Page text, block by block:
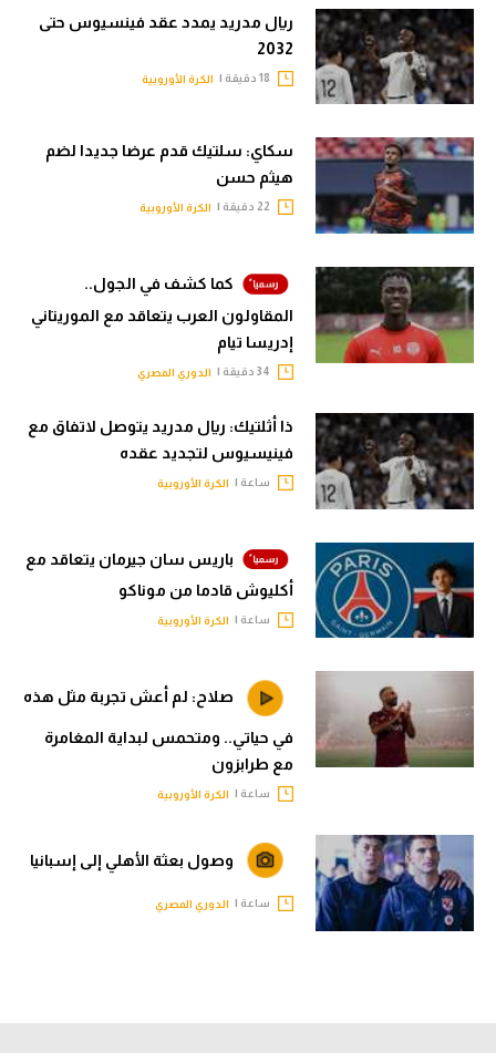
ريال مدريد يمدد عقد فينسيوس حتى
2032
الكرة الأوروبية
سكاي: سلتيك قدم عرضا جديدا لضم
هيثم حسن
الكرة الأوروبية
كما كشف في الجول..
المقاولون العرب يتعاقد مع الموريتاني
إدريسا تيام
الدوري المصري
ذا أثلتيك: ريال مدريد يتوصل لاتفاق مع
فينيسيوس لتجديد عقده
ساعة | الكرة الأوروبية
باريس سان جيرمان يتعاقد مع
أكليوش قادما من موناكو
ساعة | الكرة الأوروبية
صلاح: لم أعش تجربة مثل هذه
في حياتي.. ومتحمس لبداية المغامرة
مع طرابزون
ساعة | الكرة الأوروبية
وصول بعثة الأهلي إلى إسبانيا
ساعة | الدوري المصري